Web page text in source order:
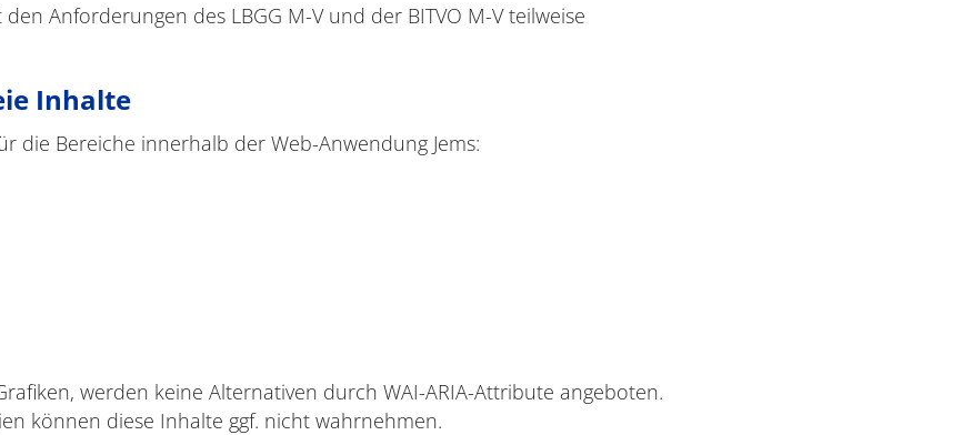
Anforderungen des LBGG M-V und der BITVO M-V teilweise
Inhalte
die Bereiche innerhalb der Web-Anwendung Jems:
werden keine Alternativen durch WAI-ARIA-Attribute angeboten.
können diese Inhalte ggf. nicht wahrnehmen.